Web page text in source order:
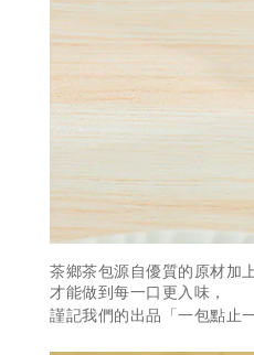
茶鄉茶包源自優質的原材加
才能做到每一口更入味，
謹記我們的出品「一包點止